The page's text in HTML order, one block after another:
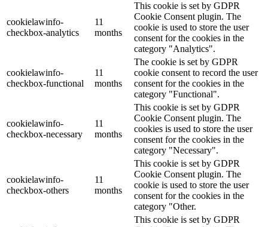
cookielawinfo-
checkbox-analytics
11
months
This cookie is set by GDPR
Cookie Consent plugin. The
cookie is used to store the user
consent for the cookies in the
category "Analytics".
cookielawinfo-
checkbox-functional
11
months
The cookie is set by GDPR
cookie consent to record the user
consent for the cookies in the
category "Functional".
cookielawinfo-
checkbox-necessary
11
months
This cookie is set by GDPR
Cookie Consent plugin. The
cookies is used to store the user
consent for the cookies in the
category "Necessary".
cookielawinfo-
checkbox-others
11
months
This cookie is set by GDPR
Cookie Consent plugin. The
cookie is used to store the user
consent for the cookies in the
category "Other.
This cookie is set by GDPR